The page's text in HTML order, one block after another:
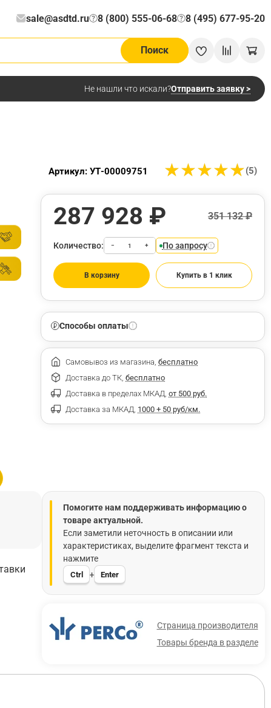
sale@asdtd.ru 8 (800) 555-06-68
? 8 (495) 677-95-20
?
Поиск
Не нашли что искали?Отправить заявку >
★★★★★
★★★★★(5)
Артикул: УТ-00009751
287 928 ₽ 351 132 ₽
Количество: − + По запросу
В корзину Купить в 1 клик
Способы оплаты
Самовывоз из магазина, бесплатно
Доставка до ТК, бесплатно
Доставка в пределах МКАД, от 500 руб.
Доставка за МКАД, 1000 + 50 руб/км.
Помогите нам поддерживать информацию о
товаре актуальной.
Если заметили неточность в описании или
характеристиках, выделите фрагмент текста и
нажмите
Ctrl + Enter
Страница производителя
Товары бренда в разделе